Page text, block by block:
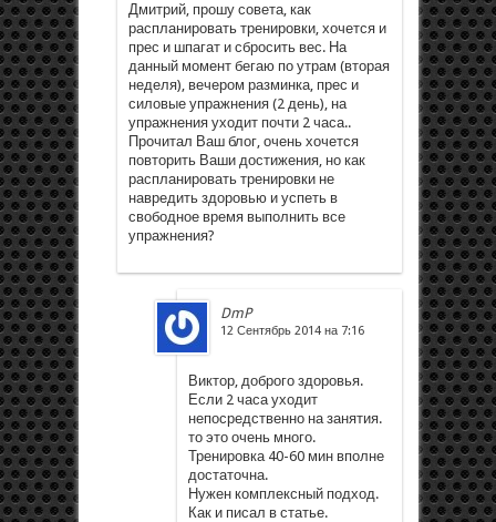
Дмитрий, прошу совета, как
распланировать тренировки, хочется и
прес и шпагат и сбросить вес. На
данный момент бегаю по утрам (вторая
неделя), вечером разминка, прес и
силовые упражнения (2 день), на
упражнения уходит почти 2 часа..
Прочитал Ваш блог, очень хочется
повторить Ваши достижения, но как
распланировать тренировки не
навредить здоровью и успеть в
свободное время выполнить все
упражнения?
DmP
12 Сентябрь 2014 на 7:16
Виктор, доброго здоровья.
Если 2 часа уходит
непосредственно на занятия.
то это очень много.
Тренировка 40-60 мин вполне
достаточна.
Нужен комплексный подход.
Как и писал в статье.